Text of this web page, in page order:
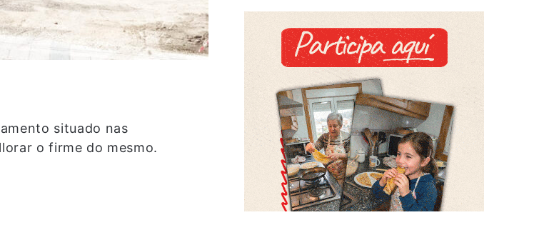
situado nas
o firme do mesmo.